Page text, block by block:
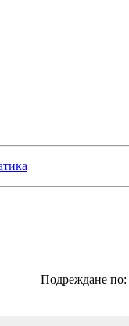
Подреждане по: